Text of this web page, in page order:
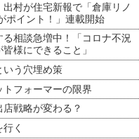
村が住宅新報で「倉庫リノ
ポイント！」連載開始
相談急増中！「コロナ不況
様にできること」
いう穴埋め策
フォーマーの限界
戦略が変わる？
く